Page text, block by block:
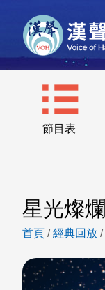
節目表
星光燦爛
首頁 /經典回放 /